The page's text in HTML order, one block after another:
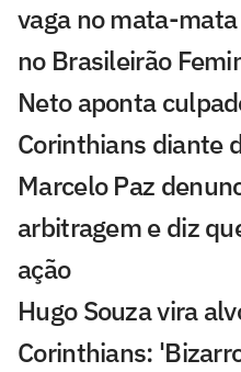
vaga no mata-
no Brasileirão
Neto aponta
Corinthians diante
Marcelo Paz
arbitragem e diz
ação
Hugo Souza vira
Corinthians: